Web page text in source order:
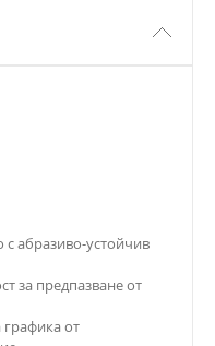
абразиво-устойчив
за предпазване от
от